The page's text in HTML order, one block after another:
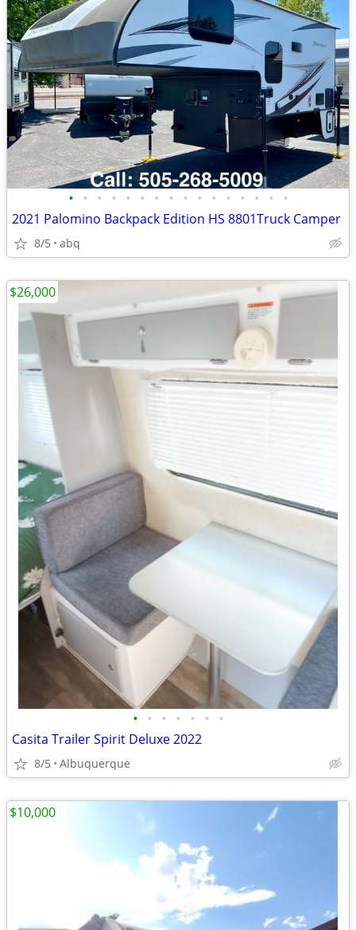
• • • • • • • • • • • • • • • •
2021 Palomino Backpack Edition HS 8801Truck Camper
8/5 abq
• • • • • • •
Casita Trailer Spirit Deluxe 2022
8/5 Albuquerque
$26,000
$10,000